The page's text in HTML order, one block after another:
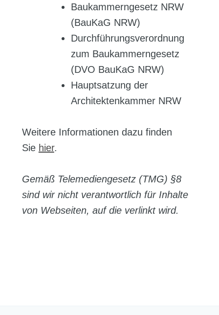
Baukammerngesetz NRW
(BauKaG NRW)
Durchführungsverordnung
zum Baukammerngesetz
(DVO BauKaG NRW)
Hauptsatzung der
Architektenkammer NRW
Weitere Informationen dazu finden
Sie hier.
Gemäß Telemediengesetz (TMG) §8
sind wir nicht verantwortlich für Inhalte
von Webseiten, auf die verlinkt wird.